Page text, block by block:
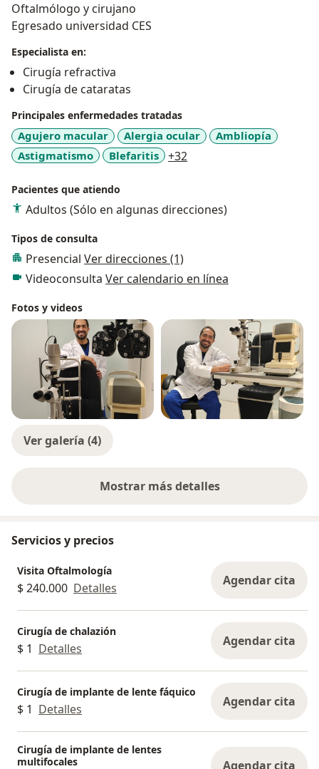
Oftalmólogo y cirujano
Egresado universidad CES
Especialista en:
Cirugía refractiva
Cirugía de cataratas
Principales enfermedades tratadas
Agujero macular Alergia ocular
Ambliopía
Astigmatismo
Blefaritis +32a11y_sr_more_diseases
Pacientes que atiendo
Adultos (Sólo en algunas direcciones)
Tipos de consulta
Presencial Ver direcciones (1)
Videoconsulta Ver calendario en línea
Fotos y videos
Ver galería (4)
Mostrar más detalles
sobre la experiencia
Servicios y precios
Visita Oftalmología
$ 240.000 Detalles Agendar cita
Cirugía de chalazión
$ 1 Detalles Agendar cita
Cirugía de implante de lente fáquico
$ 1 Detalles Agendar cita
Cirugía de implante de lentes
multifocales
Agendar cita